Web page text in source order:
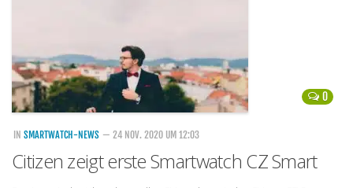
BASE
Smartphonetarife
Datentarife
o2
Smartphonetarife
Prepaid-Tarife
0
IN SMARTWATCH-NEWS — 24 NOV. 2020 UM 12:03
Citizen zeigt erste Smartwatch CZ Smart